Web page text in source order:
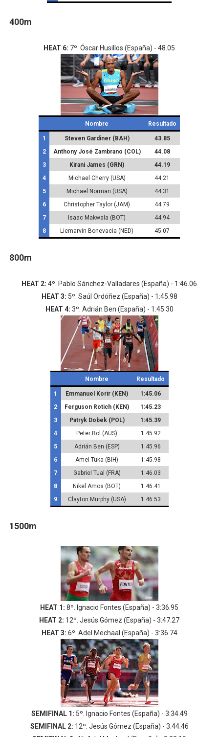
400m
HEAT 6: 7º. Óscar Husillos (España) - 48.05
Nombre Resultado
1 Steven Gardiner (BAH)
43.85
2
Anthony José Zambrano (COL)
44.08
3
Kirani James (GRN)
44.19
4
Michael Cherry (USA)
44.21
5
Michael Norman (USA)
44.31
6
Christopher Taylor (JAM)
44.79
7
Isaac Makwala (BOT)
44.94
8
Liemarvin Bonevacia (NED) 45.07
800m
HEAT 2:4º. Pablo Sánchez-Valladares (España) - 1:46.06
HEAT 3: 5º. Saúl Ordóñez (España) - 1:45.98
HEAT 4: 3º. Adrián Ben (España) - 1:45.30
Nombre Resultado
1 Emmanuel Korir (KEN)
1:45.06
2
Ferguson Rotich (KEN)
1:45.23
3
Patryk Dobek (POL)
1:45.39
4
Peter Bol (AUS)
1:45.92
5
Adrián Ben (ESP)
1:45.96
6
Amel Tuka (BIH)
1:45.98
7
Gabriel Tual (FRA)
1:46.03
8
Nikel Amos (BOT)
1:46.41
9
Clayton Murphy (USA) 1:46.53
1500m
HEAT 1: 8º. Ignacio Fontes (España) - 3:36.95
HEAT 2: 12º. Jesús Gómez (España) - 3:47.27
HEAT 3: 6º. Adel Mechaal (España) - 3:36.74
SEMIFINAL 1: 5º. Ignacio Fontes (España) - 3:34.49
SEMIFINAL 2: 12º. Jesús Gómez (España) - 3:44.46